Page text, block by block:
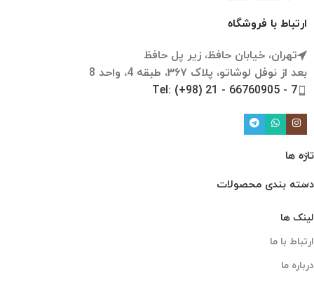
ارتباط با فروشگاه
تهران، خیابان حافظ، زیر پل حافظ
بعد از نوفل لوشاتو، پلاک ۳۶۷، طبقه 4، واحد 8
Tel: (+98) 21 - 66760905 - 7
تازه ها
دسته بندی محصولات
لینک ها
ارتباط با ما
درباره ما